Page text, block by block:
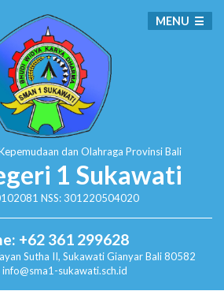
dan Olahraga Provinsi Bali
1 Sukawati
NSS: 301220504020
+62 361 299628
Sutha II, SukawatiGianyar Bali 80582
info@sma1-sukawati.sch.id
MENU